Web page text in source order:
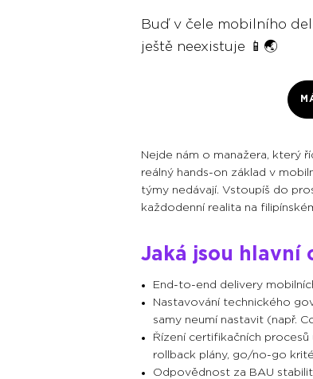
Buď v čele mobilního
ještě neexistuje 📱🌏
Nejde nám o manažera, který
reálný hands-on základ v
týmy nedávají. Vstoupíš do
každodenní realita na
Jaká jsou hlavní
End-to-end delivery
Nastavování technického
samy neumí nastavit (např.
Řízení certifikačních
rollback plány, go/no-go
Odpovědnost za BAU